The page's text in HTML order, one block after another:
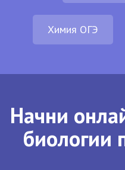
Химия ОГЭ
Начни
биологии